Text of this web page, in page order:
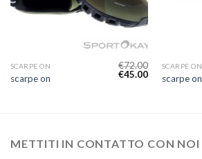
SCARPE ON
scarpe on
€72.00
€45.00
SCARPE ON
scarpe on
METTITI IN CONTATTO CON NOI